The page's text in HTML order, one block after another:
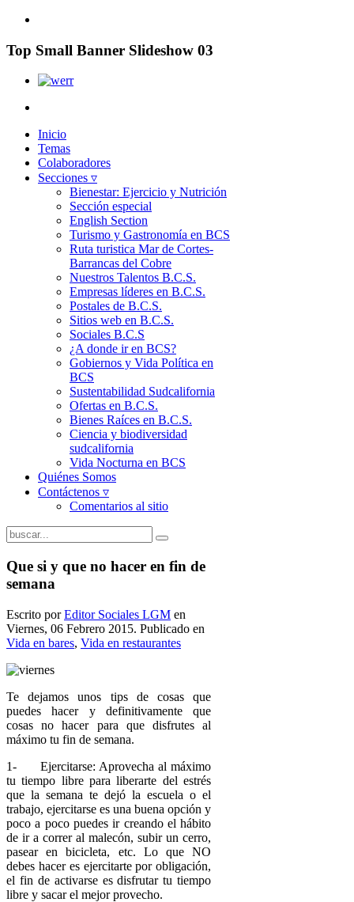
Top Small Banner Slideshow 03
Inicio
Temas
Colaboradores
Secciones ▿
Bienestar: Ejercicio y Nutrición
Sección especial
English Section
Turismo y Gastronomía en BCS
Ruta turistica Mar de Cortes-
Barrancas del Cobre
Nuestros Talentos B.C.S.
Empresas líderes en B.C.S.
Postales de B.C.S.
Sitios web en B.C.S.
Sociales B.C.S
¿A donde ir en BCS?
Gobiernos y Vida Política en
BCS
Sustentabilidad Sudcalifornia
Ofertas en B.C.S.
Bienes Raíces en B.C.S.
Ciencia y biodiversidad
sudcalifornia
Vida Nocturna en BCS
Quiénes Somos
Contáctenos ▿
Comentarios al sitio
Que si y que no hacer en fin de
semana
Escrito porEditor Sociales LGM en
Viernes, 06 Febrero 2015. Publicado en
Vida en bares, Vida en restaurantes
Te dejamos unos tips de cosas que
puedes hacer y definitivamente que
cosas no hacer para que disfrutes al
máximo tu fin de semana.
1- Ejercitarse: Aprovecha al máximo
tu tiempo libre para liberarte del estrés
que la semana te dejó la escuela o el
trabajo, ejercitarse es una buena opción y
poco a poco puedes ir creando el hábito
de ir a correr al malecón, subir un cerro,
pasear en bicicleta, etc. Lo que NO
debes hacer es ejercitarte por obligación,
el fin de activarse es disfrutar tu tiempo
libre y sacar el mejor provecho.